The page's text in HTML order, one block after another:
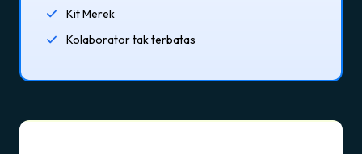
Kit Merek
Kolaborator tak terbatas